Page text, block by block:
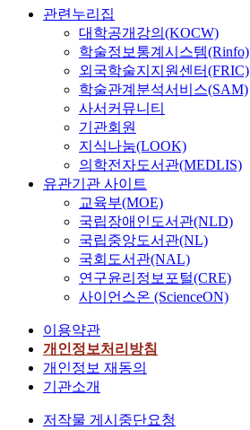
관련누리집
대학공개강의(KOCW)
학술정보통계시스템(Rinfo)
외국학술지지원센터(FRIC)
학술관계분석서비스(SAM)
사서커뮤니티
기관회원
지식나눔(LOOK)
의학전자도서관(MEDLIS)
유관기관 사이트
교육부(MOE)
국립장애인도서관(NLD)
국립중앙도서관(NL)
국회도서관(NAL)
연구윤리정보포털(CRE)
사이언스온 (ScienceON)
이용약관
개인정보처리방침
개인정보 재동의
기관소개
저작물 게시중단요청